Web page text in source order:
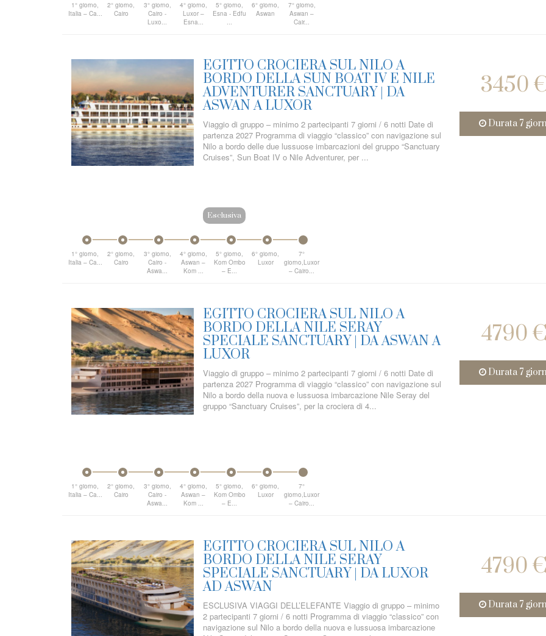
1° giorno,
Italia – Ca...
2° giorno,
Cairo
3° giorno,
Cairo -
Luxo...
4° giorno,
Luxor –
Esna...
5° giorno,
Esna - Edfu
...
6° giorno,
Aswan
7° giorno,
Aswan –
Cair...
EGITTO CROCIERA SUL NILO A
BORDO DELLA SUN BOAT IV E NILE
ADVENTURER SANCTUARY | DA
ASWAN A LUXOR
Viaggio di gruppo – minimo 2 partecipanti 7 giorni / 6 notti Date di
partenza 2027 Programma di viaggio “classico” con navigazione sul
Nilo a bordo delle due lussuose imbarcazioni del gruppo “Sanctuary
Cruises”, Sun Boat IV o Nile Adventurer, per ...
Esclusiva
3450
Durata 7
1° giorno,
Italia – Ca...
2° giorno,
Cairo
3° giorno,
Cairo -
Aswa...
4° giorno,
Aswan –
Kom ...
5° giorno,
Kom Ombo
– E...
6° giorno,
Luxor
7°
giorno,Luxor
– Cairo...
EGITTO CROCIERA SUL NILO A
BORDO DELLA NILE SERAY
SPECIALE SANCTUARY | DA ASWAN A
LUXOR
Viaggio di gruppo – minimo 2 partecipanti 7 giorni / 6 notti Date di
partenza 2027 Programma di viaggio “classico” con navigazione sul
Nilo a bordo della nuova e lussuosa imbarcazione Nile Seray del
gruppo “Sanctuary Cruises”, per la crociera di 4...
4790
Durata 7
1° giorno,
Italia – Ca...
2° giorno,
Cairo
3° giorno,
Cairo -
Aswa...
4° giorno,
Aswan –
Kom ...
5° giorno,
Kom Ombo
– E...
6° giorno,
Luxor
7°
giorno,Luxor
– Cairo...
EGITTO CROCIERA SUL NILO A
BORDO DELLA NILE SERAY
SPECIALE SANCTUARY | DA LUXOR
AD ASWAN
ESCLUSIVA VIAGGI DELL’ELEFANTE Viaggio di gruppo – minimo
2 partecipanti 7 giorni / 6 notti Programma di viaggio “classico” con
navigazione sul Nilo a bordo della nuova e lussuosa imbarcazione
4790
Durata 7